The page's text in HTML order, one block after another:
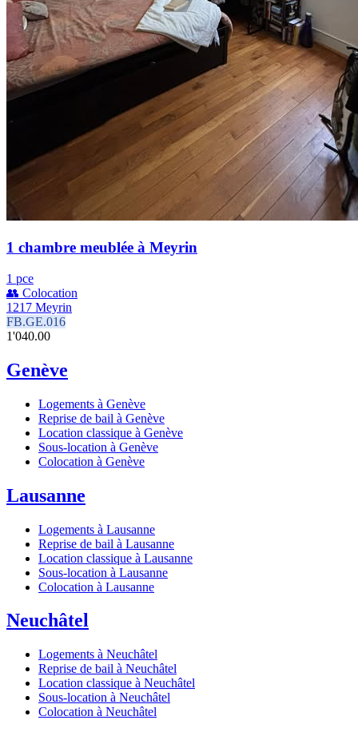
1 chambre meublée à Meyrin
1 pce
👥 Colocation
1217 Meyrin
FB.GE.016
1'040.00
Genève
Logements à Genève
Reprise de bail à Genève
Location classique à Genève
Sous-location à Genève
Colocation à Genève
Lausanne
Logements à Lausanne
Reprise de bail à Lausanne
Location classique à Lausanne
Sous-location à Lausanne
Colocation à Lausanne
Neuchâtel
Logements à Neuchâtel
Reprise de bail à Neuchâtel
Location classique à Neuchâtel
Sous-location à Neuchâtel
Colocation à Neuchâtel